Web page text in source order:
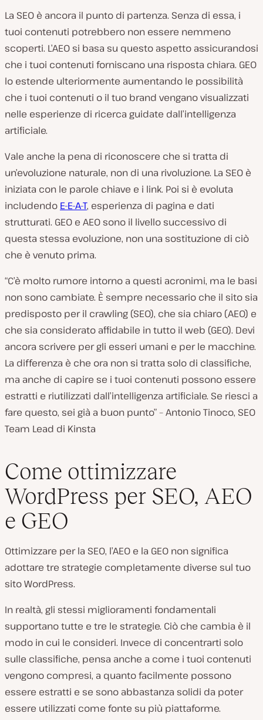
La SEO è ancora il punto di partenza. Senza di essa, i
tuoi contenuti potrebbero non essere nemmeno
scoperti. L’AEO si basa su questo aspetto assicurandosi
che i tuoi contenuti forniscano una risposta chiara. GEO
lo estende ulteriormente aumentando le possibilità
che i tuoi contenuti o il tuo brand vengano visualizzati
nelle esperienze di ricerca guidate dall’intelligenza
artificiale.
Vale anche la pena di riconoscere che si tratta di
un’evoluzione naturale, non di una rivoluzione. La SEO è
iniziata con le parole chiave e i link. Poi si è evoluta
includendo E-E-A-T, esperienza di pagina e dati
strutturati. GEO e AEO sono il livello successivo di
questa stessa evoluzione, non una sostituzione di ciò
che è venuto prima.
“C’è molto rumore intorno a questi acronimi, ma le basi
non sono cambiate. È sempre necessario che il sito sia
predisposto per il crawling (SEO), che sia chiaro (AEO) e
che sia considerato affidabile in tutto il web (GEO). Devi
ancora scrivere per gli esseri umani e per le macchine.
La differenza è che ora non si tratta solo di classifiche,
ma anche di capire se i tuoi contenuti possono essere
estratti e riutilizzati dall’intelligenza artificiale. Se riesci a
fare questo, sei già a buon punto” – Antonio Tinoco, SEO
Team Lead di Kinsta
Come ottimizzare
WordPress per SEO, AEO
e GEO
Ottimizzare per la SEO, l’AEO e la GEO non significa
adottare tre strategie completamente diverse sul tuo
sito WordPress.
In realtà, gli stessi miglioramenti fondamentali
supportano tutte e tre le strategie. Ciò che cambia è il
modo in cui le consideri. Invece di concentrarti solo
sulle classifiche, pensa anche a come i tuoi contenuti
vengono compresi, a quanto facilmente possono
essere estratti e se sono abbastanza solidi da poter
essere utilizzati come fonte su più piattaforme.